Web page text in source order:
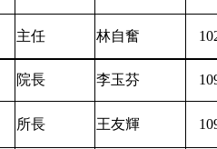
主任 林自奮
院長 李玉芬
所長 王友輝